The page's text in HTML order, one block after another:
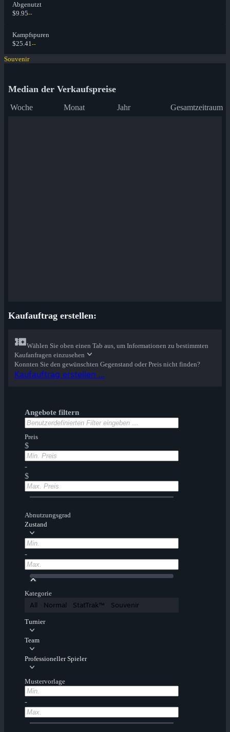
Abgenutzt
$9.95--
Kampfspuren
$25.41--
Souvenir
Median der Verkaufspreise
Woche Monat Jahr Gesamtzeitraum
Kaufauftrag erstellen:
Wählen Sie oben einen Tab aus, um Informationen zu bestimmten
Kaufanfragen einzusehen
Konnten Sie den gewünschten Gegenstand oder Preis nicht finden?
Kaufauftrag erstellen …
Angebote filtern
Preis
$
-
$
Abnutzungsgrad
Zustand
-
Kategorie
All Normal StatTrak™ Souvenir
Turnier
Team
Professioneller Spieler
Mustervorlage
-